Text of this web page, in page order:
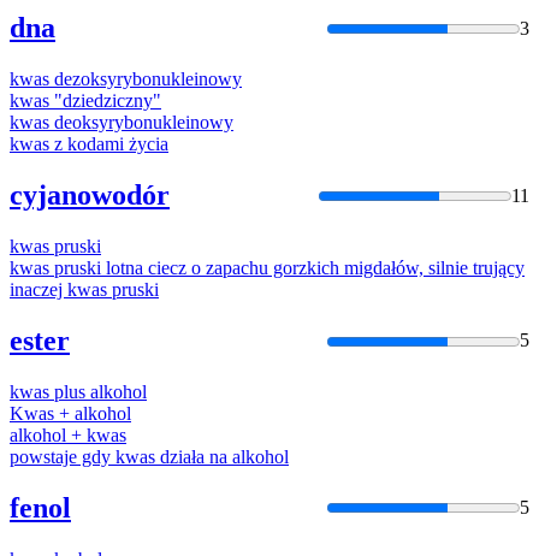
dna 3
kwas dezoksyrybonukleinowy
kwas "dziedziczny"
kwas deoksyrybonukleinowy
kwas z kodami życia
cyjanowodór 11
kwas pruski
kwas pruski lotna ciecz o zapachu gorzkich migdałów, silnie trujący
inaczej kwas pruski
ester 5
kwas plus alkohol
Kwas + alkohol
alkohol + kwas
powstaje gdy kwas działa na alkohol
fenol 5